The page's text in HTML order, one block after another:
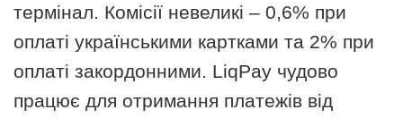
термінал. Комісії невеликі – 0,6% при
оплаті українськими картками та 2% при
оплаті закордонними. LiqPay чудово
працює для отримання платежів від